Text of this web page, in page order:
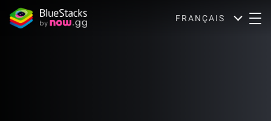
FRANÇAIS